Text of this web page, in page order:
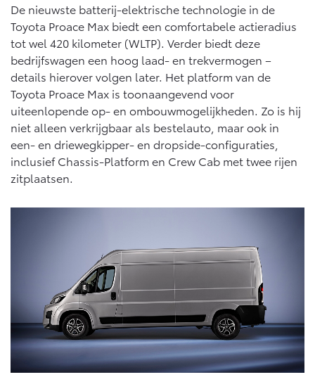
Vanaf € 37.500,- Vanaf € 55.950,-
Proace Max (excl. BTW)
OOK ALS BATTERIJ-
ELEKTRISCH
Hilux (excl. BTW)
OOK ALS BATTERIJ-
ELEKTRISCH
Land Cruiser (excl. BTW)
De nieuwste batterij-elektrische technologie in de
Toyota Proace Max biedt een comfortabele actieradius
tot wel 420 kilometer (WLTP). Verder biedt deze
bedrijfswagen een hoog laad- en trekvermogen –
details hierover volgen later. Het platform van de
Toyota Proace Max is toonaangevend voor
uiteenlopende op- en ombouwmogelijkheden. Zo is hij
niet alleen verkrijgbaar als bestelauto, maar ook in
een- en driewegkipper- en dropside-configuraties,
inclusief Chassis-Platform en Crew Cab met twee rijen
zitplaatsen.